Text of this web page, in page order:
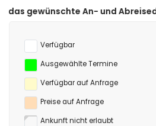
und Abreisedatum klicken!
Verfügbar
Ausgewählte Termine
Verfügbar auf Anfrage
Preise auf Anfrage
Ankunft nicht erlaubt